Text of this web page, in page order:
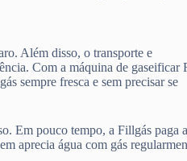
Além disso, o transporte e
Com a máquina de gaseificar
sempre fresca e sem precisar se
Em pouco tempo, a Fillgás paga
aprecia água com gás